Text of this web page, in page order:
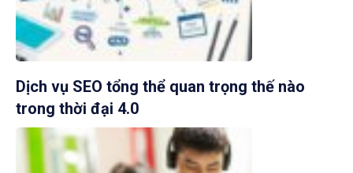
Dịch vụ SEO tổng thể quan trọng thế nào
trong thời đại 4.0